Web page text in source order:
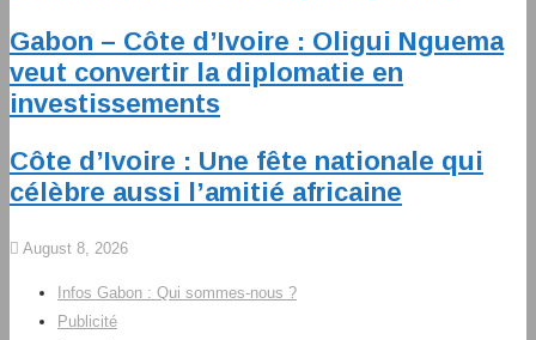
Gabon – Côte d’Ivoire : Oligui Nguema
veut convertir la diplomatie en
investissements
Côte d’Ivoire : Une fête nationale qui
célèbre aussi l’amitié africaine
August 8, 2026
Infos Gabon : Qui sommes-nous ?
Publicité